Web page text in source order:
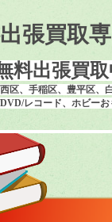
張買取
料出張買取
西区、手稲区、豊平区
レコード、ホビー